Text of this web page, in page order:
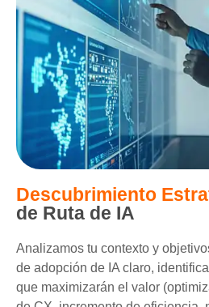
Descubrimiento
de Ruta de IA
Analizamos tu contexto y
de adopción de IA claro,
que maximizarán el valor